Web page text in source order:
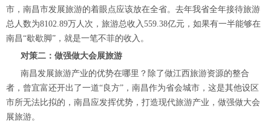
市，南昌市发展旅游的着眼点应该放在全省。去年我省全年接待旅游
总人数为8102.89万人次，旅游总收入559.38亿元，如果有一半能够在
南昌“歇歇脚”，就是一笔不菲的收入。
对策二：做强做大会展旅游
南昌发展旅游产业的优势在哪里？除了做江西旅游资源的整合
者，曾宜富还开出了一道“良方”，南昌作为省会城市，这是其他设区
市所无法比拟的，南昌应发挥优势，打造现代旅游产业，做强做大会
展旅游。